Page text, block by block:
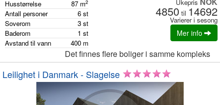
Husstørrelse 87 m2
Antall personer 6 st
Soverom
3 st
Baderom
1 st
Avstand til vann
400 m
Ukepris
4850 til 14692
Varierer i sesong
Mer info
Det finnes flere boliger i samme kompleks
Leilighet i Danmark - Slagelse